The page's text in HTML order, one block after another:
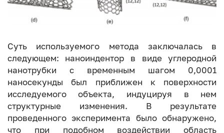
Суть используемого метода заключалась в
следующем: наноиндентор в виде углеродной
нанотрубки с временным шагом 0,0001
наносекунды был приближен к поверхности
исследуемого объекта, индуцируя в нем
структурные изменения. В результате
проведенного эксперимента было обнаружено,
что при подобном воздействии область